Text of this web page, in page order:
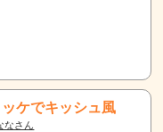
ケでキッシュ風
なさん